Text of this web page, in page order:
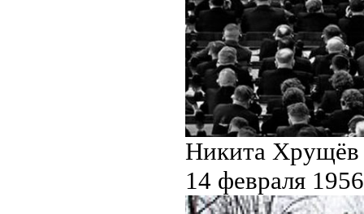
Никита Хрущёв
14 февраля